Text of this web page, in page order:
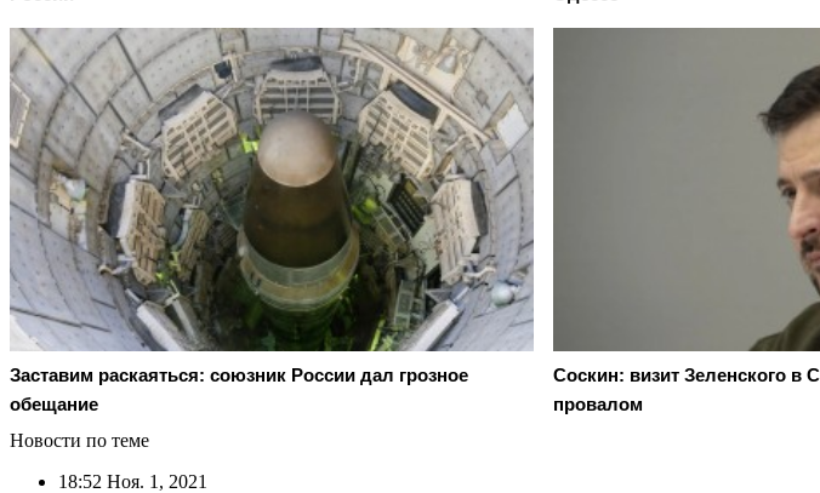
Заставим раскаяться: союзник России дал грозное
обещание
Соскин: визит Зеленского
провалом
Новости по теме
18:52 Ноя. 1, 2021